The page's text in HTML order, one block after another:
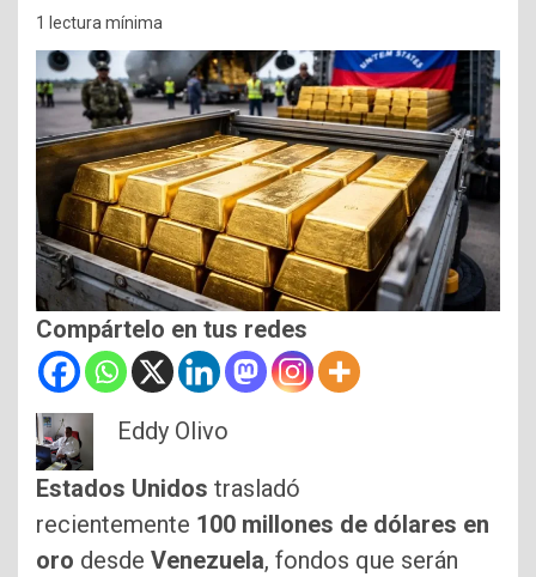
1 lectura mínima
Compártelo en tus redes
Eddy Olivo
Estados Unidos trasladó
recientemente 100 millones de dólares en
oro desde Venezuela, fondos que serán